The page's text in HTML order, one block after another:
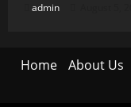
admin
Home About Us